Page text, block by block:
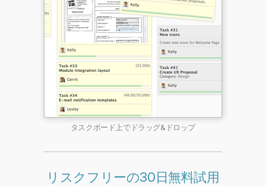
タスクボード上でドラッグ&ドロップ
リスクフリーの30日無料試用